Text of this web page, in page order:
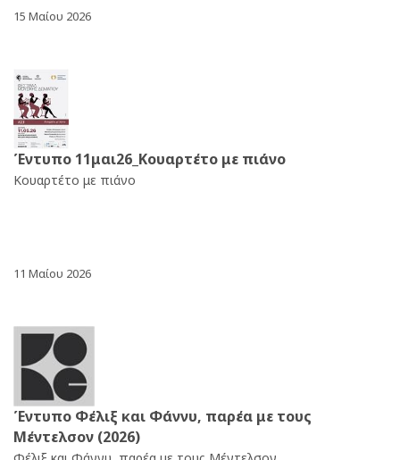
15 Μαίου 2026
Έντυπο 11μαι26_Κουαρτέτο με πιάνο
Κουαρτέτο με πιάνο
11 Μαίου 2026
Έντυπο Φέλιξ και Φάννυ, παρέα με τους
Μέντελσον (2026)